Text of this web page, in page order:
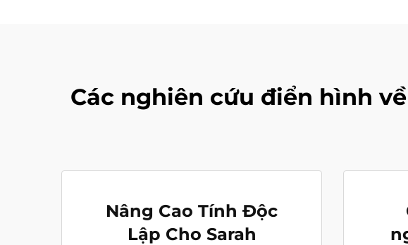
Các nghiên cứu điển hình
Nâng Cao Tính Độc
Lập Cho Sarah